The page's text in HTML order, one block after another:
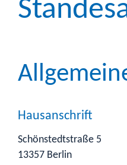
Hausanschrift
Schönstedtstraße 5
13357 Berlin